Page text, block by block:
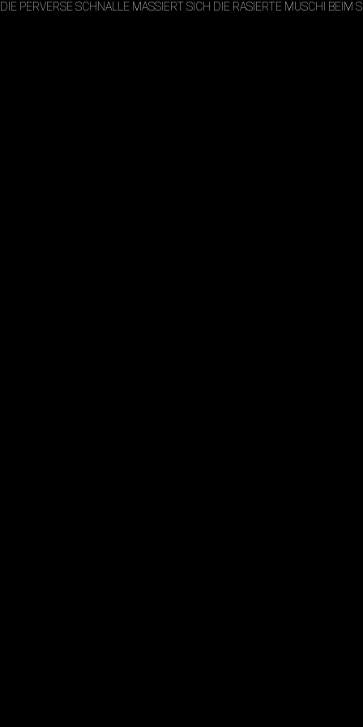
DIE PERVERSE SCHNALLE MASSIERT SICH DIE RASIERTE MUSCHI BEIM